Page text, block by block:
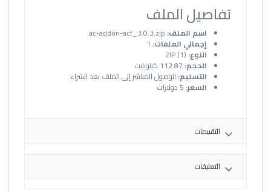
تفاصيل الملف
اسم الملف:
إجمالي الملفات:
النوع:ZIP (1)
الحجم:
التسليم: الوصول المباشر إلى الملف بعد الشراء
السعر:
التقييمات
التعليقات